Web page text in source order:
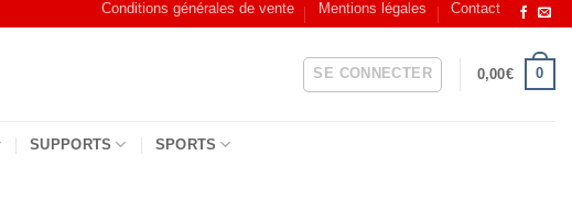
Conditions générales de vente Mentions légales Contact
SE CONNECTER 0,00€ 0
SUPPORTS SPORTS